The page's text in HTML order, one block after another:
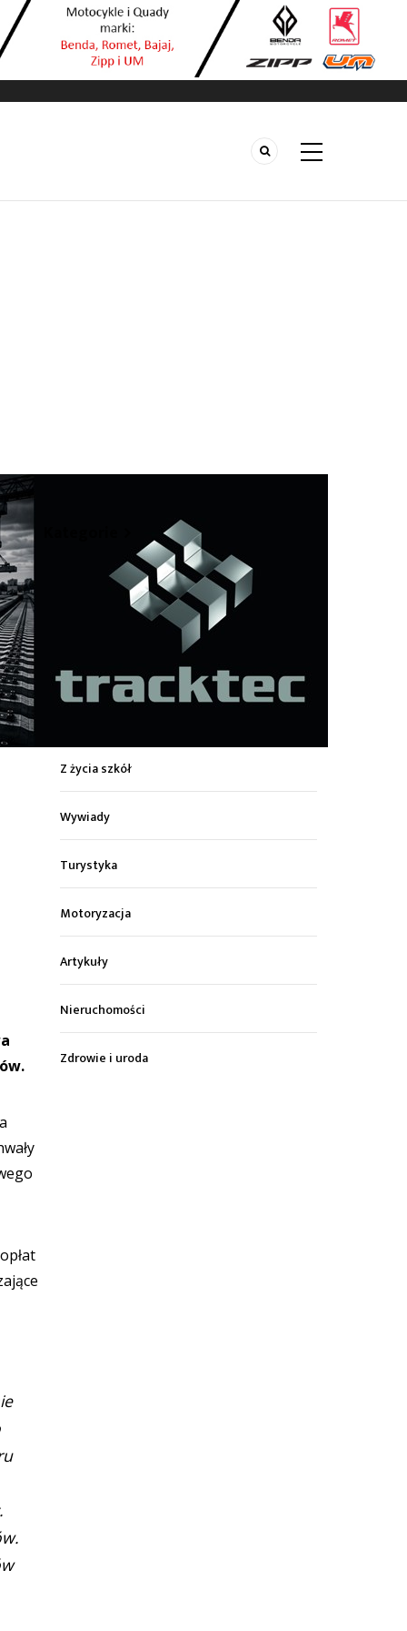
Z życia miasta
Kultura
Z życia szkół
Wywiady
Turystyka
Motoryzacja
Artykuły
Nieruchomości
Zdrowie i uroda